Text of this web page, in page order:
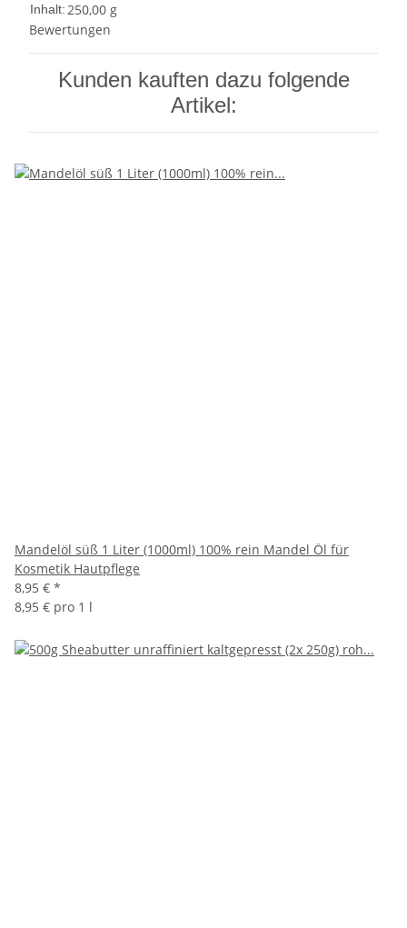
Inhalt:250,00 g
Bewertungen
Kunden kauften dazu folgende
Artikel:
Mandelöl süß 1 Liter (1000ml) 100% rein Mandel Öl für
Kosmetik Hautpflege
8,95 € *
8,95 € pro 1 l